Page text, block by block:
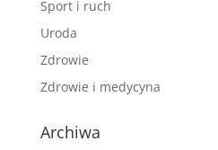
Sport i ruch
Uroda
Zdrowie
Zdrowie i medycyna
Archiwa